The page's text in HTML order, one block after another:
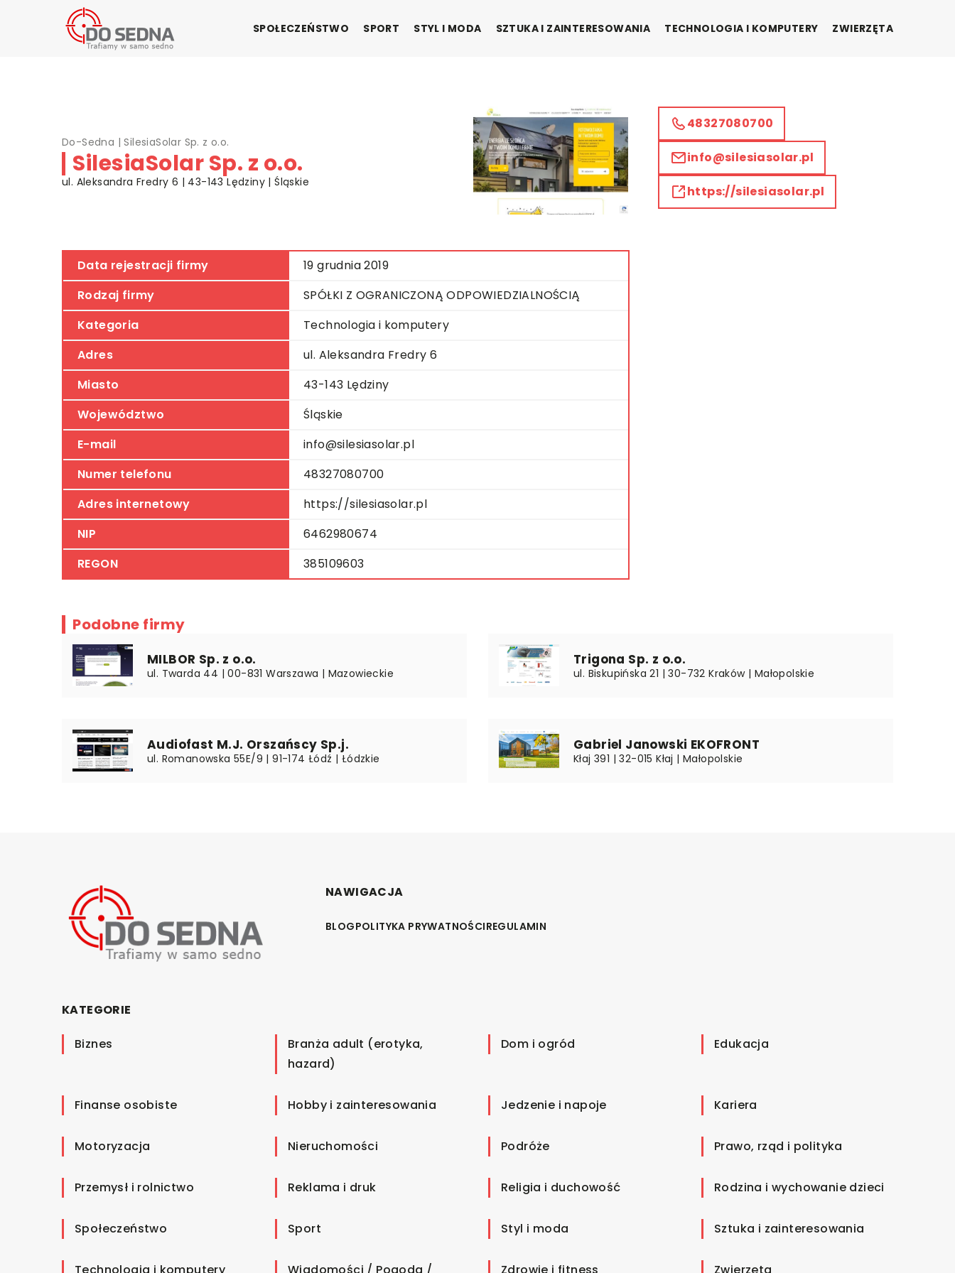
SPOŁECZEŃSTWO SPORT STYL I MODA SZTUKA I ZAINTERESOWANIA TECHNOLOGIA I KOMPUTERY ZWIERZĘTA
Do-Sedna |SilesiaSolar Sp. z o.o.
SilesiaSolar Sp. z o.o.
ul. Aleksandra Fredry 6 | 43-143 Lędziny | Śląskie
Data rejestracji firmy
19 grudnia 2019
Rodzaj firmy
SPÓŁKI Z OGRANICZONĄ ODPOWIEDZIALNOŚCIĄ
Kategoria
Technologia i komputery
Adres
ul. Aleksandra Fredry 6
Miasto
43-143 Lędziny
Województwo
Śląskie
E-mail
info@silesiasolar.pl
Numer telefonu
48327080700
Adres internetowy
https://silesiasolar.pl
NIP
6462980674
REGON
385109603
48327080700
info@silesiasolar.pl
https://silesiasolar.pl
Podobne firmy
MILBOR Sp. z o.o.
ul. Twarda 44 | 00-831 Warszawa | Mazowieckie
Trigona Sp. z o.o.
ul. Biskupińska 21 | 30-732 Kraków | Małopolskie
Audiofast M.J. Orszańscy Sp.j.
ul. Romanowska 55E/9 | 91-174 Łódź | Łódzkie
Gabriel Janowski EKOFRONT
Kłaj 391 | 32-015 Kłaj | Małopolskie
NAWIGACJA
BLOGPOLITYKA PRYWATNOŚCIREGULAMIN
KATEGORIE
Biznes
Branża adult (erotyka,
hazard)
Dom i ogród Edukacja
Finanse osobiste Hobby i zainteresowania Jedzenie i napoje Kariera
Motoryzacja Nieruchomości Podróże Prawo, rząd i polityka
Przemysł i rolnictwo Reklama i druk Religia i duchowość Rodzina i wychowanie dzieci
Społeczeństwo Sport Styl i moda Sztuka i zainteresowania
Technologia i komputery Wiadomości / Pogoda / Zdrowie i fitness Zwierzęta